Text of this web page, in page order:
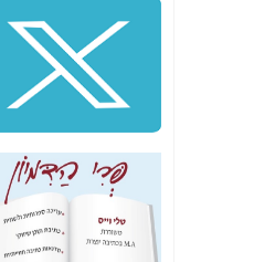
שלמה פילבר (עד
לאחרונה מנכ"ל משרד
התקשורת) - עד
מדינה? הצחקתם
"יש אפליה בחקירה"?
חשיפה: למה השר
משה כחלון לא נחקר
עד היום? -
כאן